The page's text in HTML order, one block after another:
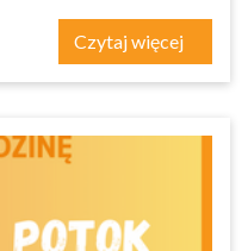
Czytaj więcej